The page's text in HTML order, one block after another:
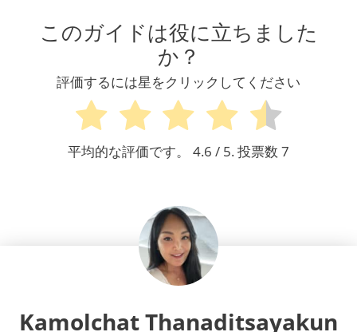
このガイドは役に立ちました
か？
評価するには星をクリックしてください
平均的な評価です。 4.6 / 5. 投票数 7
Kamolchat Thanaditsayakun